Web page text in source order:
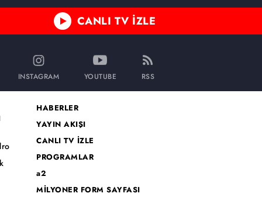
CANLI TV İZLE
INSTAGRAM YOUTUBE RSS
HABERLER
YAYIN AKIŞI
CANLI TV İZLE
PROGRAMLAR
a2
MİLYONER FORM SAYFASI